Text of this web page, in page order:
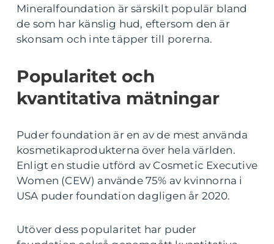
Mineralfoundation är särskilt populär bland
de som har känslig hud, eftersom den är
skonsam och inte täpper till porerna.
Popularitet och
kvantitativa mätningar
Puder foundation är en av de mest använda
kosmetikaprodukterna över hela världen.
Enligt en studie utförd av Cosmetic Executive
Women (CEW) använde 75% av kvinnorna i
USA puder foundation dagligen år 2020.
Utöver dess popularitet har puder